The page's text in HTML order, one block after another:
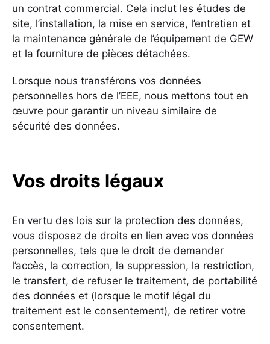
un contrat commercial. Cela inclut les études de
site, l’installation, la mise en service, l’entretien et
la maintenance générale de l’équipement de GEW
et la fourniture de pièces détachées.
Lorsque nous transférons vos données
personnelles hors de l’EEE, nous mettons tout en
œuvre pour garantir un niveau similaire de
sécurité des données.
Vos droits légaux
En vertu des lois sur la protection des données,
vous disposez de droits en lien avec vos données
personnelles, tels que le droit de demander
l’accès, la correction, la suppression, la restriction,
le transfert, de refuser le traitement, de portabilité
des données et (lorsque le motif légal du
traitement est le consentement), de retirer votre
consentement.